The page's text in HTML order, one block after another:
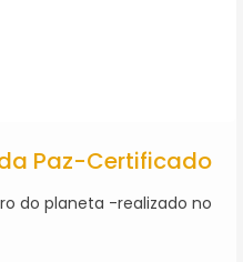
Paz-Certificado
do planeta -realizado no